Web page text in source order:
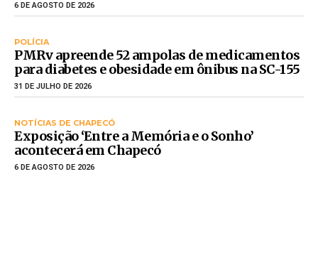
6 DE AGOSTO DE 2026
POLÍCIA
PMRv apreende 52 ampolas de medicamentos
para diabetes e obesidade em ônibus na SC-155
31 DE JULHO DE 2026
NOTÍCIAS DE CHAPECÓ
Exposição ‘Entre a Memória e o Sonho’
acontecerá em Chapecó
6 DE AGOSTO DE 2026